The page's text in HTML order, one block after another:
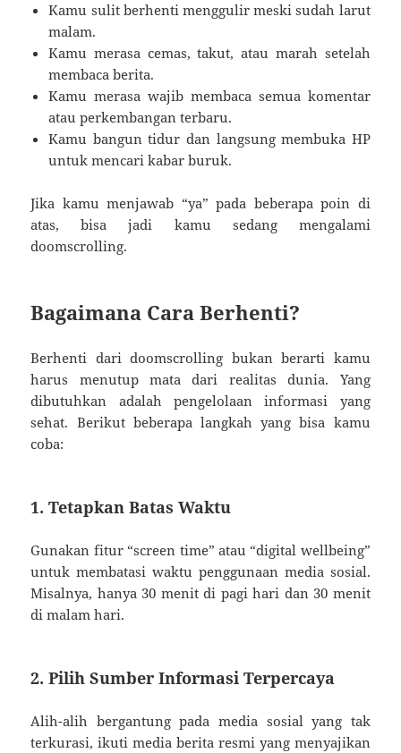
Kamu sulit berhenti menggulir meski sudah larut
malam.
Kamu merasa cemas, takut, atau marah setelah
membaca berita.
Kamu merasa wajib membaca semua komentar
atau perkembangan terbaru.
Kamu bangun tidur dan langsung membuka HP
untuk mencari kabar buruk.
Jika kamu menjawab “ya” pada beberapa poin di
atas, bisa jadi kamu sedang mengalami
doomscrolling.
Bagaimana Cara Berhenti?
Berhenti dari doomscrolling bukan berarti kamu
harus menutup mata dari realitas dunia. Yang
dibutuhkan adalah pengelolaan informasi yang
sehat. Berikut beberapa langkah yang bisa kamu
coba:
1. Tetapkan Batas Waktu
Gunakan fitur “screen time” atau “digital wellbeing”
untuk membatasi waktu penggunaan media sosial.
Misalnya, hanya 30 menit di pagi hari dan 30 menit
di malam hari.
2. Pilih Sumber Informasi Terpercaya
Alih-alih bergantung pada media sosial yang tak
terkurasi, ikuti media berita resmi yang menyajikan